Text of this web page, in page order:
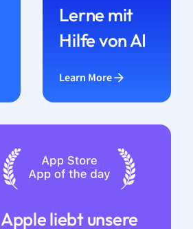
Lerne mit
Hilfe von AI
Learn More
Apple liebt unsere